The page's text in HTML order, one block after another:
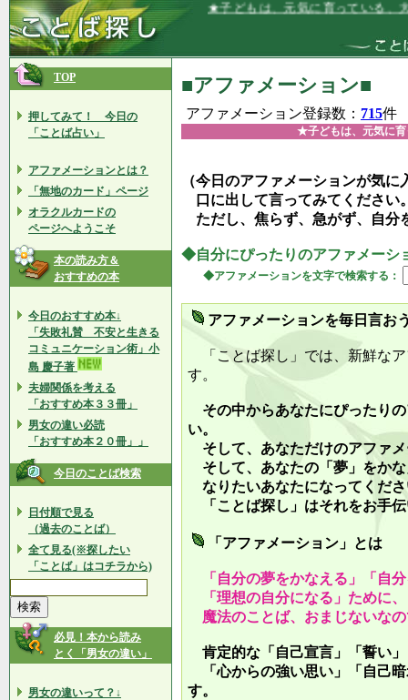
★子どもは、元気に育っている、大丈夫
TOP
押してみて！ 今日の
「ことば占い」
アファメーションとは？
「無地のカード」ページ
オラクルカードの
ページへようこそ
本の読み方＆
おすすめの本
今日のおすすめ本↓
「失敗礼賛 不安と生きる
コミュニケーション術」小
島 慶子著
夫婦関係を考える
「おすすめ本３３冊」
男女の違い必読
「おすすめ本２０冊」」
今日のことば検索
日付順で見る
（過去のことば）
全て見る(※探したい
「ことば」はコチラから)
必見！本から読み
とく「男女の違い」
男女の違いって？↓
■アファメーション■
アファメーション登録数： 715件
★子どもは、元気に
（今日のアファメーションが気
口に出して言ってみてください
ただし、焦らず、急がず、自分
◆自分にぴったりのアファメーシ
◆アファメーションを文字で検索する：
アファメーションを毎日言お
「ことば探し」では、新鮮な
す。
その中からあなたにぴったり
い。
そして、あなただけのアファ
そして、あなたの「夢」をか
なりたいあなたになってくだ
「ことば探し」はそれをお手
「アファメーション」とは
「自分の夢をかなえる」「自
「理想の自分になる」ために
魔法のことば、おまじないな
肯定的な「自己宣言」「誓い
「心からの強い思い」「自己
す。